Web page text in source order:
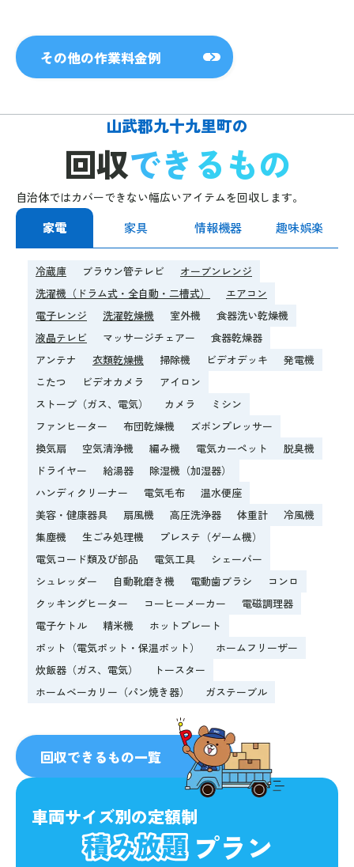
その他の作業料金例
山武郡九十九里町の
回収できるもの
自治体ではカバーできない幅広いアイテムを回収します。
家電 家具 情報機器 趣味娯楽
冷蔵庫 ブラウン管テレビ
オーブンレンジ
洗濯機（ドラム式・全自動・二槽式）
エアコン
電子レンジ
洗濯乾燥機 室外機
食器洗い乾燥機
液晶テレビ
マッサージチェアー
食器乾燥器
アンテナ
衣類乾燥機 掃除機 ビデオデッキ
発電機
こたつ
ビデオカメラ
アイロン
ストーブ（ガス、電気）
カメラ
ミシン
ファンヒーター
布団乾燥機
ズボンプレッサー
換気扇
空気清浄機 編み機 電気カーペット
脱臭機
ドライヤー
給湯器
除湿機（加湿器）
ハンディクリーナー
電気毛布
温水便座
美容・健康器具
扇風機 高圧洗浄器 体重計
冷風機
集塵機
生ごみ処理機
プレステ（ゲーム機）
電気コード類及び部品
電気工具
シェーバー
シュレッダー
自動靴磨き機 電動歯ブラシ
コンロ
クッキングヒーター
コーヒーメーカー
電磁調理器
電子ケトル
精米機
ホットプレート
ポット（電気ポット・保温ポット）
ホームフリーザー
炊飯器（ガス、電気）
トースター
ホームベーカリー（パン焼き器）
ガステーブル
回収できるもの一覧
人気
No.1
車両サイズ別の定額制
プラン